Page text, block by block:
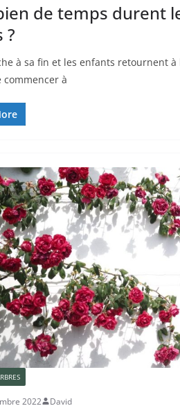
de temps durent
?
à sa fin et les enfants retournent à
commencer à
2022 David